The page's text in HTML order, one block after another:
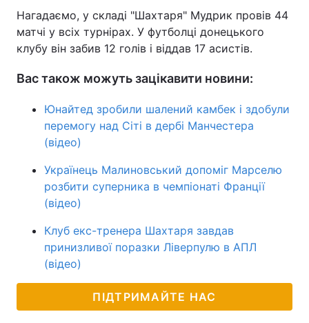
Нагадаємо, у складі "Шахтаря" Мудрик провів 44
матчі у всіх турнірах. У футболці донецького
клубу він забив 12 голів і віддав 17 асистів.
Вас також можуть зацікавити новини:
Юнайтед зробили шалений камбек і здобули
перемогу над Сіті в дербі Манчестера
(відео)
Українець Малиновський допоміг Марселю
розбити суперника в чемпіонаті Франції
(відео)
Клуб екс-тренера Шахтаря завдав
принизливої поразки Ліверпулю в АПЛ
(відео)
ПІДТРИМАЙТЕ НАС